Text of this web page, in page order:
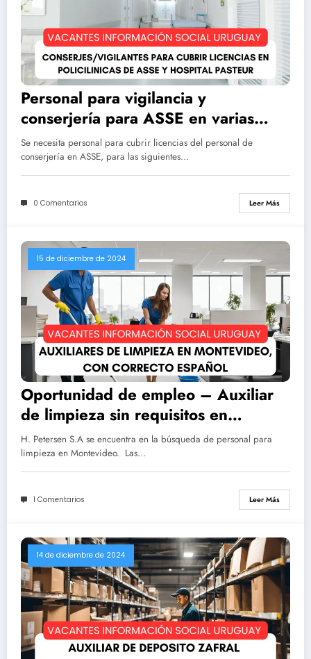
Personal para vigilancia y
conserjería para ASSE en varias
policlínicas y Hospital Pasteur
Se necesita personal para cubrir licencias del personal de
conserjería en ASSE, para las siguientes…
0 Comentarios Leer Más
15 de diciembre de 2024
Oportunidad de empleo – Auxiliar
de limpieza sin requisitos en
Montevideo
H. Petersen S.A se encuentra en la búsqueda de personal para
limpieza en Montevideo. Las…
1 Comentarios Leer Más
14 de diciembre de 2024